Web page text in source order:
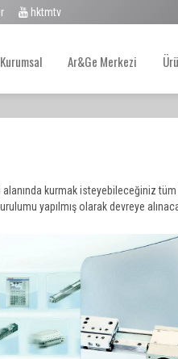
hktmtv
Kurumsal Ar&Ge Merkezi
kurmak isteyebileceğiniz
yapılmış olarak devreye